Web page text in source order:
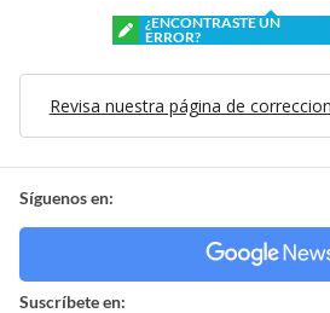
¿ENCONTRASTE UN
ERROR?
Revisa nuestra página de
Síguenos en:
Suscríbete en: